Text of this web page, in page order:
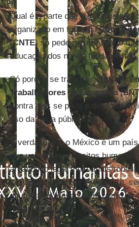
Qual é a parte que o governo não
organizado em torno da
(CNTE) só pede para revisar o
educação dos níveis
Só porque se trata dos críticos
Trabalhadores da Educação(
contra eles se pode e deve ser
uso da força pública?
É verdade que o México é um
que velam pelos direitos
arcabouço legal muito mais
individuais”, senhor Presidente,
ao se fazer presente em razão da
nesse país.